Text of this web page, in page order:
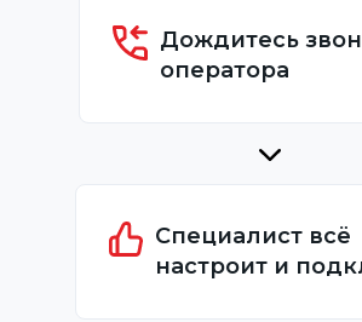
Дождитесь
оператора
Специалист всё
настроит и